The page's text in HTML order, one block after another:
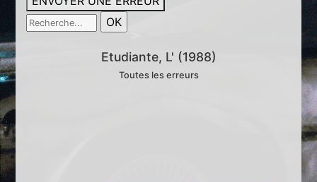
Etudiante, L' (1988)
Toutes les erreurs